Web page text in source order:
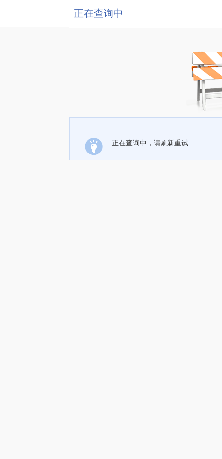
正在查询中
正在查询中，请刷新重试